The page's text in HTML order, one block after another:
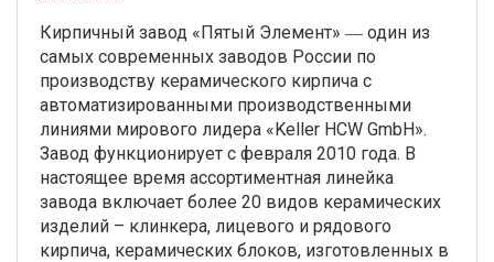
Кирпичный завод «Пятый Элемент» ― один из
самых современных заводов России по
производству керамического кирпича с
автоматизированными производственными
линиями мирового лидера «Keller HCW GmbH».
Завод функционирует с февраля 2010 года. В
настоящее время ассортиментная линейка
завода включает более 20 видов керамических
изделий – клинкера, лицевого и рядового
кирпича, керамических блоков, изготовленных в